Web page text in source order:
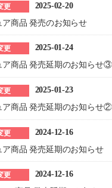
更
2025-02-20
ア商品 発売のお知らせ
更
2025-01-24
ア商品 発売延期のお知らせ③
更
2025-01-23
ア商品 発売延期のお知らせ②
更
2024-12-16
ア商品 発売延期のお知らせ
更
2024-12-16